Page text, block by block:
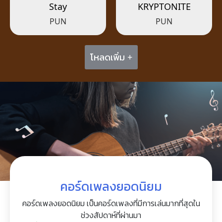
Stay
PUN
KRYPTONITE
PUN
โหลดเพิ่ม +
คอร์ดเพลงยอดนิยม
คอร์ดเพลงยอดนิยม เป็นคอร์ดเพลงที่มีการเล่นมากที่สุดใน
ช่วงสัปดาห์ที่ผ่านมา